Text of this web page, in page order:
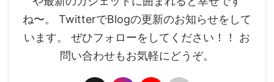
ね〜。 TwitterでBlogの更新のお知らせをして
います。 ぜひフォローをしてください！！ お
問い合わせもお気軽にどうぞ。